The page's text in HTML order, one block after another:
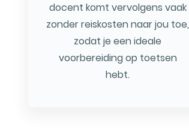
docent komt vervolgens vaak
zonder reiskosten naar jou toe,
zodat je een ideale
voorbereiding op toetsen
hebt.